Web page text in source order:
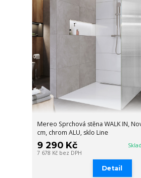
Mereo Sprchová stěna WALK IN,
cm, chrom ALU, sklo Line
9 290 Kč
7 678 Kč bez DPH
Detail